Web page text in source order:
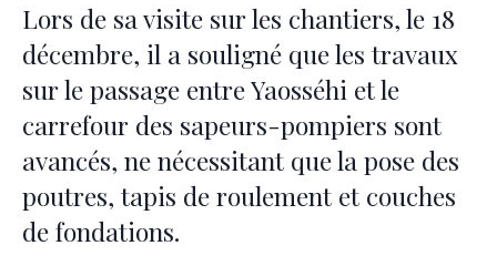
Lors de sa visite sur les chantiers, le 18
décembre, il a souligné que les travaux
sur le passage entre Yaosséhi et le
carrefour des sapeurs-pompiers sont
avancés, ne nécessitant que la pose des
poutres, tapis de roulement et couches
de fondations.